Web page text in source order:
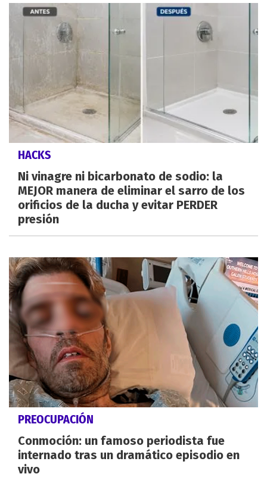
HACKS
Ni vinagre ni bicarbonato de sodio: la
MEJOR manera de eliminar el sarro de los
orificios de la ducha y evitar PERDER
presión
PREOCUPACIÓN
Conmoción: un famoso periodista fue
internado tras un dramático episodio en
vivo